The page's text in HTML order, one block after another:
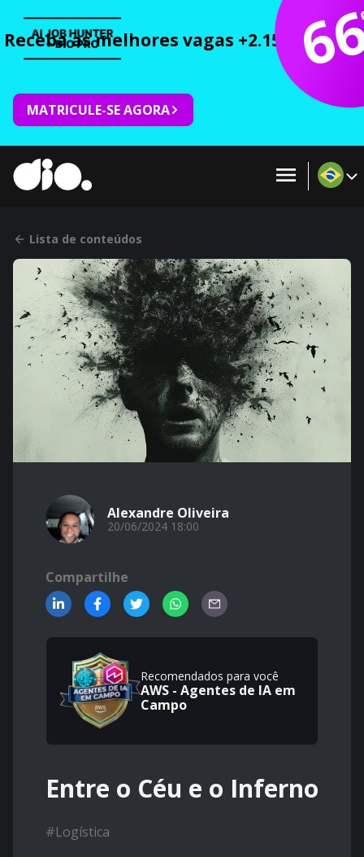
Receba as melhores vagas +2.150 cursos
MATRICULE-SE AGORA
Lista de conteúdos
Alexandre Oliveira
20/06/2024 18:00
Compartilhe
Recomendados para você
AWS - Agentes de IA em
Campo
Entre o Céu e o Inferno
#Logística